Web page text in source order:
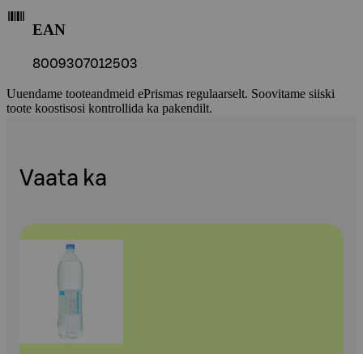
EAN
8009307012503
Uuendame tooteandmeid ePrismas regulaarselt. Soovitame siiski
toote koostisosi kontrollida ka pakendilt.
Vaata ka